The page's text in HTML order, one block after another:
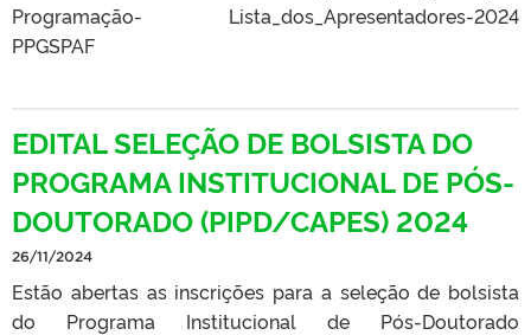
Programação- Lista_dos_Apresentadores-2024
PPGSPAF
EDITAL SELEÇÃO DE BOLSISTA DO
PROGRAMA INSTITUCIONAL DE PÓS-
DOUTORADO (PIPD/CAPES) 2024
26/11/2024
Estão abertas as inscrições para a seleção de bolsista
do Programa Institucional de Pós-Doutorado